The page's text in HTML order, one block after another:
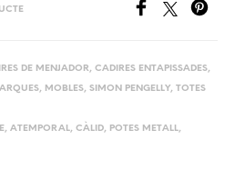
DE MENJADOR, CADIRES ENTAPISSADES,
, MOBLES, SIMON PENGELLY, TOTES
, ATEMPORAL, CÀLID, POTES METALL,